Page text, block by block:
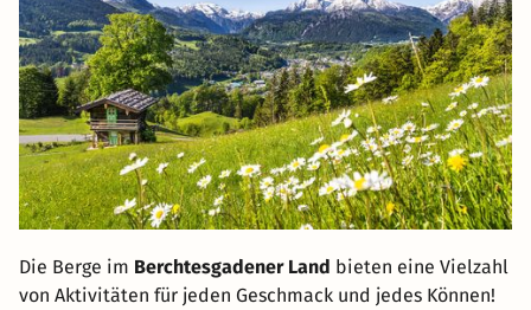
Die Berge im Berchtesgadener Land bieten eine Vielzahl
von Aktivitäten für jeden Geschmack und jedes Können!